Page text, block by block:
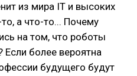
из мира IT и высоких
а что-то... Почему
на том, что роботы
более вероятна
будущего будут